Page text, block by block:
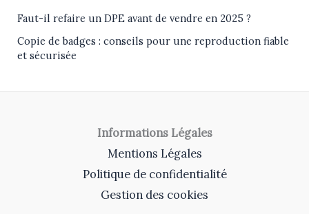
Faut-il refaire un DPE avant de vendre en 2025 ?
Copie de badges : conseils pour une reproduction fiable
et sécurisée
Informations Légales
Mentions Légales
Politique de confidentialité
Gestion des cookies